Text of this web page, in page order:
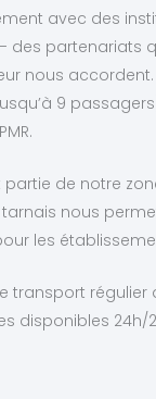
avec des
des partenariats
nous
9
de notre
nous
les
transport
disponibles 24h/